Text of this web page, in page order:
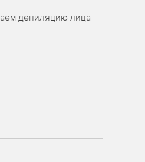
депиляцию лица